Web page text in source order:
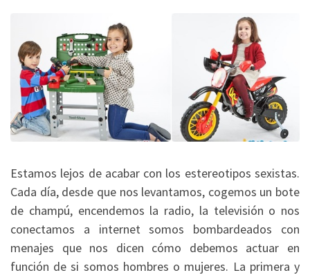
Estamos lejos de acabar con los estereotipos sexistas.
Cada día, desde que nos levantamos, cogemos un bote
de champú, encendemos la radio, la televisión o nos
conectamos a internet somos bombardeados con
menajes que nos dicen cómo debemos actuar en
función de si somos hombres o mujeres. La primera y